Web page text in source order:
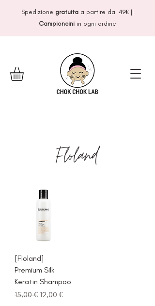
Spedizione gratuitaa partire dai 49€||
Campioncini in ogni ordine
Floland
[Floland]
Premium Silk
Keratin Shampoo
Prezzo regolare
15,00 € Prezzo scontato
12,00 €